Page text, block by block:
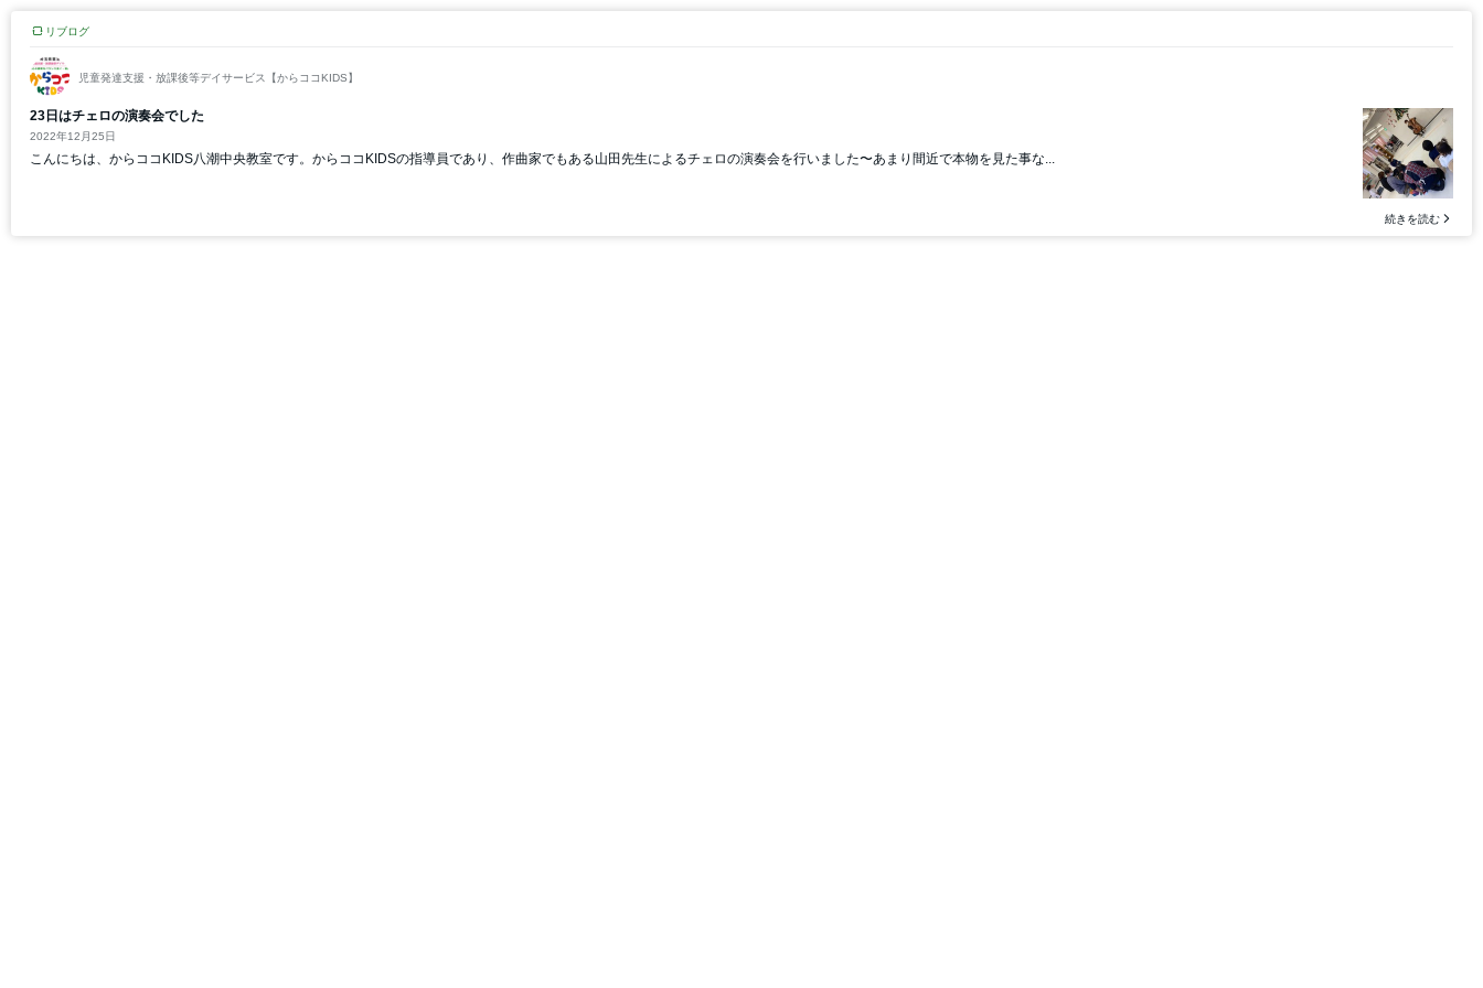
リブログ
児童発達支援・放課後等デイサービス【からココKIDS】
23日はチェロの演奏会でした
2022年12月25日
こんにちは、からココKIDS八潮中央教室です。からココKIDSの指導員であり、作曲家でもある山田先生によるチェロの演奏会を行いました〜あまり間近で本物を見た事な...
続きを読む